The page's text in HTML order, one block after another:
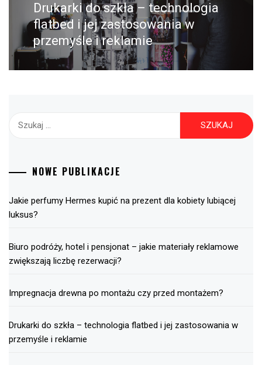
Następny
post:
Drukarki do szkła – technologia
flatbed i jej zastosowania w
przemyśle i reklamie
Szukaj:
NOWE PUBLIKACJE
Jakie perfumy Hermes kupić na prezent dla kobiety lubiącej
luksus?
Biuro podróży, hotel i pensjonat – jakie materiały reklamowe
zwiększają liczbę rezerwacji?
Impregnacja drewna po montażu czy przed montażem?
Drukarki do szkła – technologia flatbed i jej zastosowania w
przemyśle i reklamie